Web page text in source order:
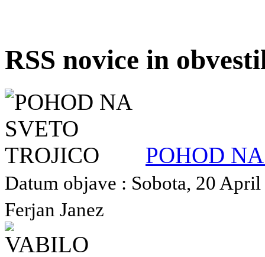
RSS novice in
POHOD
Datum objave : Sobota, 20
Ferjan Janez